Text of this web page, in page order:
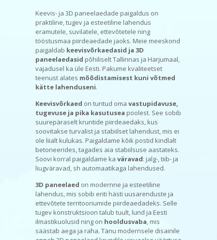
Keevis- ja 3D paneelaedade paigaldus on
praktiline, tugev ja esteetiline lahendus
eramutele, suvilatele, ettevõtetele ning
tööstusmaa piirdeaedade jaoks. Meie meeskond
paigaldab keevisvõrkaedasid ja 3D
paneelaedasid põhiliselt Tallinnas ja Harjumaal,
vajadusel ka üle Eesti. Pakume kvaliteetset
teenust alates mõõdistamisest kuni võtmed
kätte lahenduseni.
Keevisvõrkaed on tuntud oma vastupidavuse,
tugevuse ja pika kasutusea poolest. See sobib
suurepäraselt kruntide piirdeaedaks, kus
soovitakse turvalist ja stabiilset lahendust, mis ei
ole liialt kulukas. Paigaldame kõik postid kindlalt
betoneerides, tagades aia stabiilsuse aastateks.
Soovi korral paigaldame ka väravad: jalg-, tiib- ja
liugväravad, sh automaatikaga lahendused.
3D paneelaed on modernne ja esteetiline
lahendus, mis sobib eriti hästi uusarenduste ja
ettevõtete territooriumide piirdeaedadeks. Selle
tugev konstruktsioon talub tuult, lund ja Eesti
ilmastikuolusid ning on hooldusvaba, mis
säästab aega ja raha. Tänu modernsele disainile